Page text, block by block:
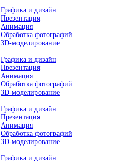
Графика и дизайн
Презентация
Анимация
Обработка фотографий
3D-моделирование
Графика и дизайн
Презентация
Анимация
Обработка фотографий
3D-моделирование
Графика и дизайн
Презентация
Анимация
Обработка фотографий
3D-моделирование
Графика и дизайн